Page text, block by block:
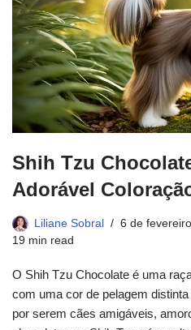
Shih Tzu
Adorável
Liliane Sobral 6 de
19 min read
O Shih Tzu Chocolate é uma
com uma cor de pelagem
por serem cães amigáveis,